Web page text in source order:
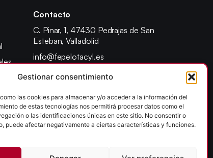
Gestionar consentimiento
las cookies para almacenar y/o acceder a la información del
de estas tecnologías nos permitirá procesar datos como el
o las identificaciones únicas en este sitio. No consentir o
puede afectar negativamente a ciertas características y funciones.
Contacto
C. Pinar, 1, 47430 Pedrajas de San
Esteban, Valladolid
info@fepelotacyl.es
640 90 22 41